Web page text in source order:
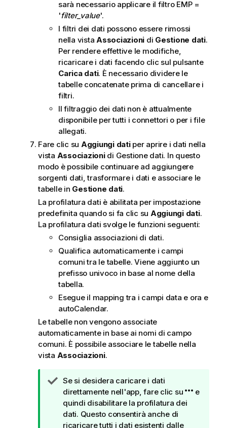
sarà necessario applicare il filtro EMP=
'filter_value'.
I filtri dei dati possono essere rimossi
nella vista Associazioni di Gestione dati.
Per rendere effettive le modifiche,
ricaricare i dati facendo clic sul pulsante
Carica dati. È necessario dividere le
tabelle concatenate prima di cancellare i
filtri.
Il filtraggio dei dati non è attualmente
disponibile per tutti i connettori o per i file
allegati.
Fare clic su Aggiungi datiper aprire i dati nella
vista Associazionidi Gestione dati. In questo
modo è possibile continuare ad aggiungere
sorgenti dati, trasformare i dati e associare le
tabelle in Gestione dati.
La profilatura dati è abilitata per impostazione
predefinita quando si fa clic su Aggiungi dati.
La profilatura dati svolge le funzioni seguenti:
Consiglia associazioni di dati.
Qualifica automaticamente i campi
comuni tra le tabelle. Viene aggiunto un
prefisso univoco in base al nome della
tabella.
Esegue il mapping tra i campi data e ora e
autoCalendar.
Le tabelle non vengono associate
automaticamente in base ai nomi di campo
comuni. È possibile associare le tabelle nella
vista Associazioni.
N
o
t
a
d
Se si desidera caricare i dati
direttamente nell'app, fare clic su
e
quindi disabilitare la profilatura dei
dati. Questo consentirà anche di
ricaricare tutti i dati esistenti dalle